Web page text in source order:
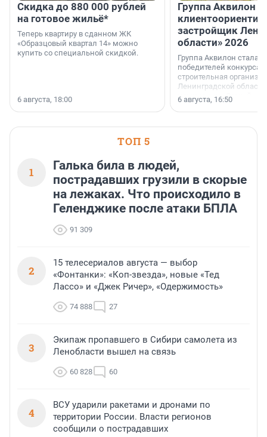
Скидка до 880 000 рублей
на готовое жильё*
Теперь квартиру в сданном ЖК
«Образцовый квартал 14» можно
купить со специальной скидкой.
6 августа, 18:00
Группа Аквилон
застройщик
области» 2026
Группа Аквилон стала
победителей конкурса
строительная
Ленинградской области
номинации «Самый
застройщик
области».
6 августа, 16:50
ТОП 5
1
Галька била в людей,
пострадавших грузили в скорые
на лежаках. Что происходило в
Геленджике после атаки БПЛА
91 309
2
15 телесериалов августа — выбор
«Фонтанки»: «Коп-звезда», новые «Тед
Лассо» и «Джек Ричер», «Одержимость»
74 888 27
3
Экипаж пропавшего в Сибири самолета из
Ленобласти вышел на связь
60 828 60
4
ВСУ ударили ракетами и дронами по
территории России. Власти регионов
сообщили о пострадавших